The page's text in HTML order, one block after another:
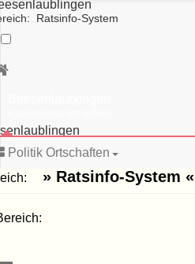
schließen
Bereich:
» Ratsinfo-
System «
Könnern‚
Ratsinfo-System
Politik Ortschaften
» Ratsinfo-System «